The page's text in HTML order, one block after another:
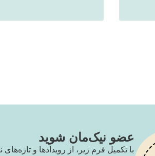
عضو نیک‌مان شوید
با تکمیل فرم زیر، از رویدادها و